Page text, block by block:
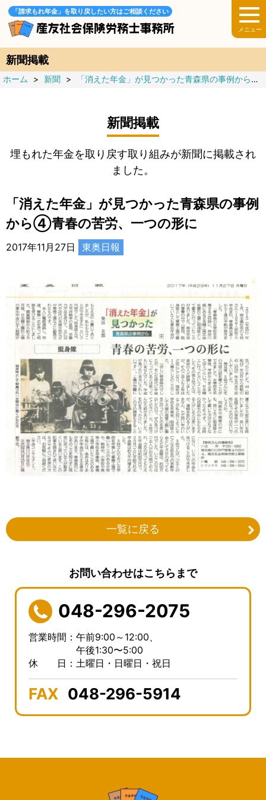
「請求もれ年金」を取り戻したい方はご相談ください
新聞掲載
ホーム > 新聞 > 「消えた年金」が見つかった青森県の事例から【全12回】
新聞掲載
埋もれた年金を取り戻す取り組みが新聞に掲載され
ました。
「消えた年金」が見つかった青森県の事例
から④青春の苦労、一つの形に
2017年11月27日 東奥日報
一覧に戻る
お問い合わせはこちらまで
048-296-2075
営業時間：午前9:00～12:00、
午後1:30〜5:00
休 日：土曜日・日曜日・祝日
FAX 048-296-5914